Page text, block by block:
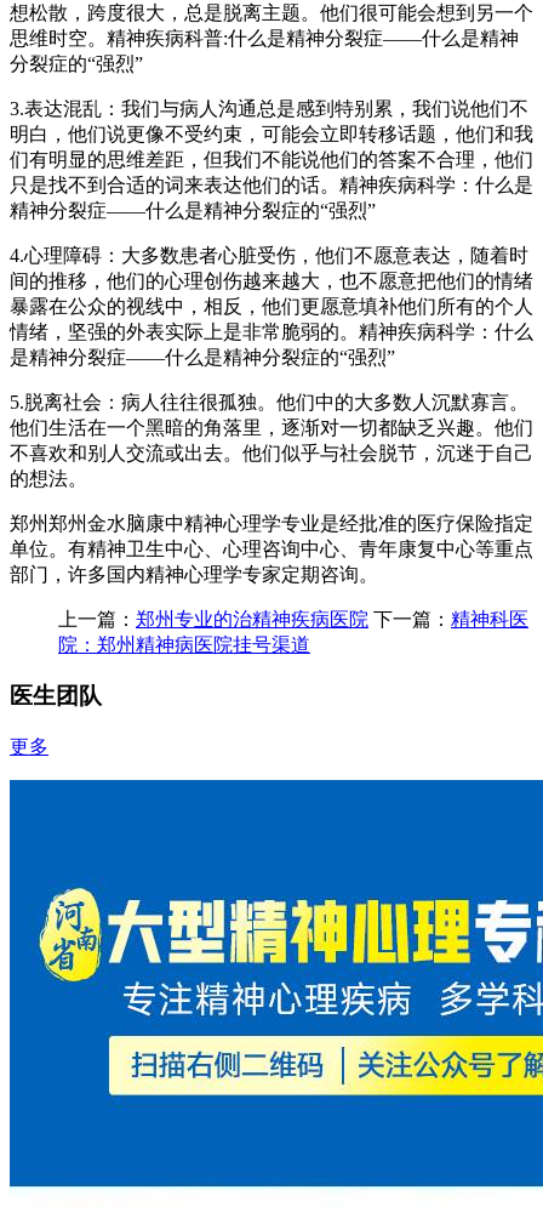
想松散，跨度很大，总是脱离主题。他们很可能会想到另一个
思维时空。精神疾病科普:什么是精神分裂症——什么是精神
分裂症的“强烈”
3.表达混乱：我们与病人沟通总是感到特别累，我们说他们不
明白，他们说更像不受约束，可能会立即转移话题，他们和我
们有明显的思维差距，但我们不能说他们的答案不合理，他们
只是找不到合适的词来表达他们的话。精神疾病科学：什么是
精神分裂症——什么是精神分裂症的“强烈”
4.心理障碍：大多数患者心脏受伤，他们不愿意表达，随着时
间的推移，他们的心理创伤越来越大，也不愿意把他们的情绪
暴露在公众的视线中，相反，他们更愿意填补他们所有的个人
情绪，坚强的外表实际上是非常脆弱的。精神疾病科学：什么
是精神分裂症——什么是精神分裂症的“强烈”
5.脱离社会：病人往往很孤独。他们中的大多数人沉默寡言。
他们生活在一个黑暗的角落里，逐渐对一切都缺乏兴趣。他们
不喜欢和别人交流或出去。他们似乎与社会脱节，沉迷于自己
的想法。
郑州郑州金水脑康中精神心理学专业是经批准的医疗保险指定
单位。有精神卫生中心、心理咨询中心、青年康复中心等重点
部门，许多国内精神心理学专家定期咨询。
上一篇： 郑州专业的治精神疾病医院 下一篇： 精神科医
院：郑州精神病医院挂号渠道
医生团队
更多